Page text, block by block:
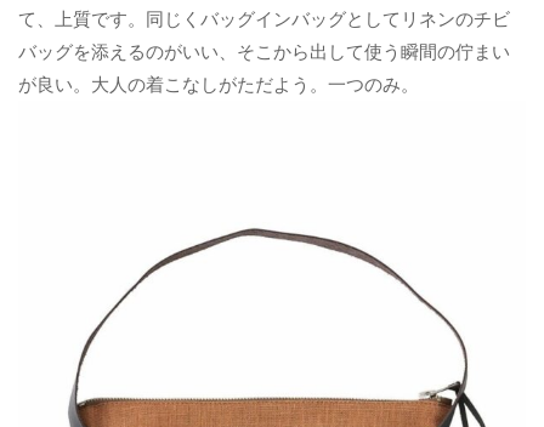
て、上質です。同じくバッグインバッグとしてリネンのチビ
バッグを添えるのがいい、そこから出して使う瞬間の佇まい
が良い。大人の着こなしがただよう。一つのみ。